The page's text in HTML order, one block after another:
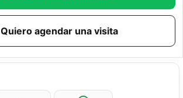
Quiero agendar una visita